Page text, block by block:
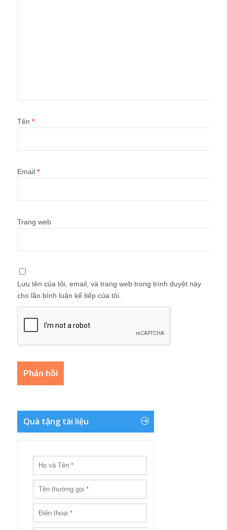
Tên *
Email *
Trang web
Lưu tên của tôi, email, và trang web trong trình duyệt này
cho lần bình luận kế tiếp của tôi.
Quà tặng tài liệu